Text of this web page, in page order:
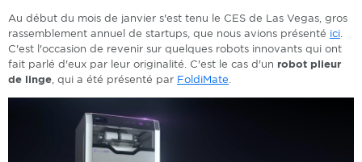
Au début du mois de janvier s'est tenu le CES de Las Vegas, gros
rassemblement annuel de startups, que nous avions présenté ici
C'est l'occasion de revenir sur quelques robots innovants qui ont
fait parlé d'eux par leur originalité. C'est le cas d'un robot plieur
de linge , qui a été présenté par FoldiMate